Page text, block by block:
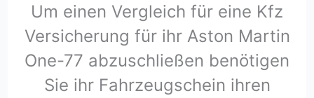
Um einen Vergleich für eine Kfz
Versicherung für ihr Aston Martin
One-77 abzuschließen benötigen
Sie ihr Fahrzeugschein ihren